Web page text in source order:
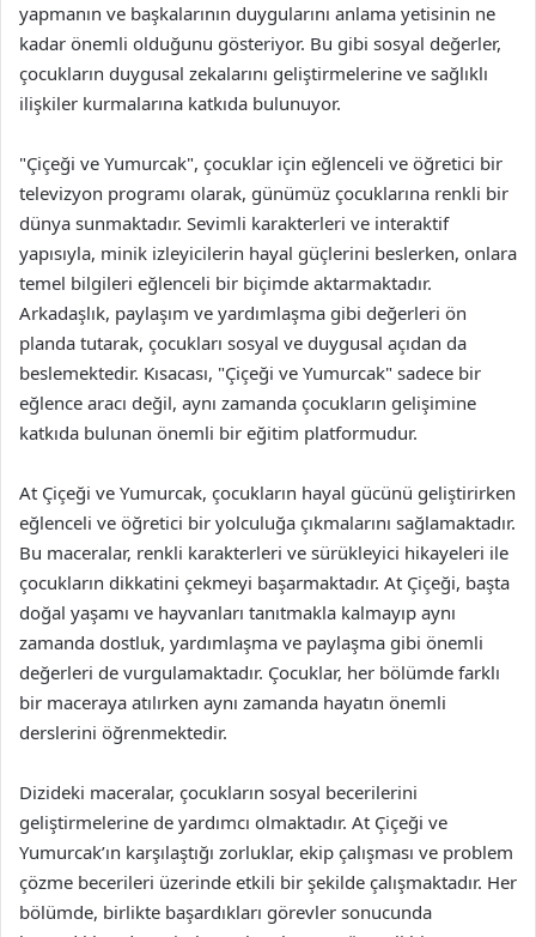
yapmanın ve başkalarının duygularını anlama yetisinin ne
kadar önemli olduğunu gösteriyor. Bu gibi sosyal değerler,
çocukların duygusal zekalarını geliştirmelerine ve sağlıklı
ilişkiler kurmalarına katkıda bulunuyor.
"Çiçeği ve Yumurcak", çocuklar için eğlenceli ve öğretici bir
televizyon programı olarak, günümüz çocuklarına renkli bir
dünya sunmaktadır. Sevimli karakterleri ve interaktif
yapısıyla, minik izleyicilerin hayal güçlerini beslerken, onlara
temel bilgileri eğlenceli bir biçimde aktarmaktadır.
Arkadaşlık, paylaşım ve yardımlaşma gibi değerleri ön
planda tutarak, çocukları sosyal ve duygusal açıdan da
beslemektedir. Kısacası, "Çiçeği ve Yumurcak" sadece bir
eğlence aracı değil, aynı zamanda çocukların gelişimine
katkıda bulunan önemli bir eğitim platformudur.
At Çiçeği ve Yumurcak, çocukların hayal gücünü geliştirirken
eğlenceli ve öğretici bir yolculuğa çıkmalarını sağlamaktadır.
Bu maceralar, renkli karakterleri ve sürükleyici hikayeleri ile
çocukların dikkatini çekmeyi başarmaktadır. At Çiçeği, başta
doğal yaşamı ve hayvanları tanıtmakla kalmayıp aynı
zamanda dostluk, yardımlaşma ve paylaşma gibi önemli
değerleri de vurgulamaktadır. Çocuklar, her bölümde farklı
bir maceraya atılırken aynı zamanda hayatın önemli
derslerini öğrenmektedir.
Dizideki maceralar, çocukların sosyal becerilerini
geliştirmelerine de yardımcı olmaktadır. At Çiçeği ve
Yumurcak’ın karşılaştığı zorluklar, ekip çalışması ve problem
çözme becerileri üzerinde etkili bir şekilde çalışmaktadır. Her
bölümde, birlikte başardıkları görevler sonucunda